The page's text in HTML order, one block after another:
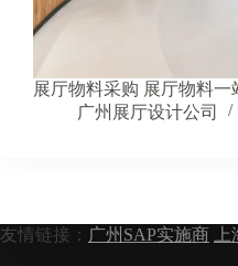
展厅物料采购 展厅物料
广州展厅设计公司
友情链接： 广州SAP实施商